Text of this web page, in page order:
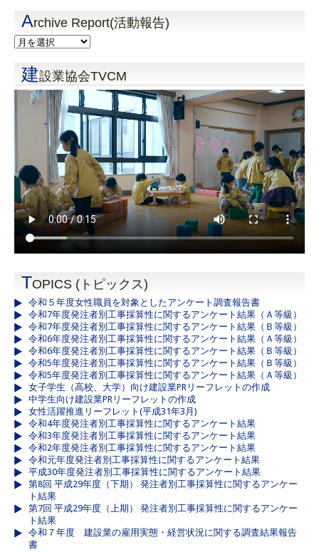
Archive Report(活動報告)
建設業協会TVCM
TOPICS (トピックス)
令和５年度女性職員を対象としたアンケート調査報告書
令和7年度発注者別工事採算性に関するアンケート結果（Ａ等級）
令和7年度発注者別工事採算性に関するアンケート結果（Ｂ等級）
令和6年度発注者別工事採算性に関するアンケート結果（Ａ等級）
令和6年度発注者別工事採算性に関するアンケート結果（Ｂ等級）
令和5年度発注者別工事採算性に関するアンケート結果（Ｂ等級）
令和5年度発注者別工事採算性に関するアンケート結果（Ａ等級）
女子学生（高校、大学）向け建設業PRリーフレットの作成
中学生向け建設業PRリーフレットの作成
女性活躍推進リーフレット(平成31年3月)
令和4年度発注者別工事採算性に関するアンケート結果
令和3年度発注者別工事採算性に関するアンケート結果
令和2年度発注者別工事採算性に関するアンケート結果
令和元年度発注者別工事採算性に関するアンケート結果
平成30年度発注者別工事採算性に関するアンケート結果
第8回 平成29年度（下期） 発注者別工事採算性に関するアンケー
ト結果
第7回 平成29年度（上期） 発注者別工事採算性に関するアンケー
ト結果
令和７年度 建設業の雇用実態・経営状況に関する調査結果報告
書